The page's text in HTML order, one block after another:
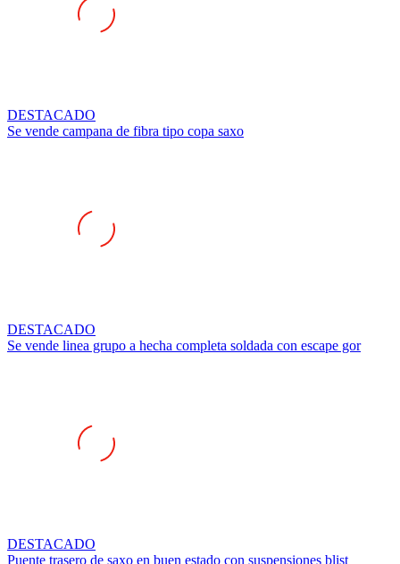
Se vende campana de fibra tipo copa saxo
Se vende linea grupo a hecha completa soldada con escape gor
Puente trasero de saxo en buen estado con suspensiones blist